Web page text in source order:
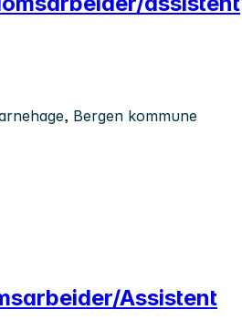
Bergen kommune
Assistent